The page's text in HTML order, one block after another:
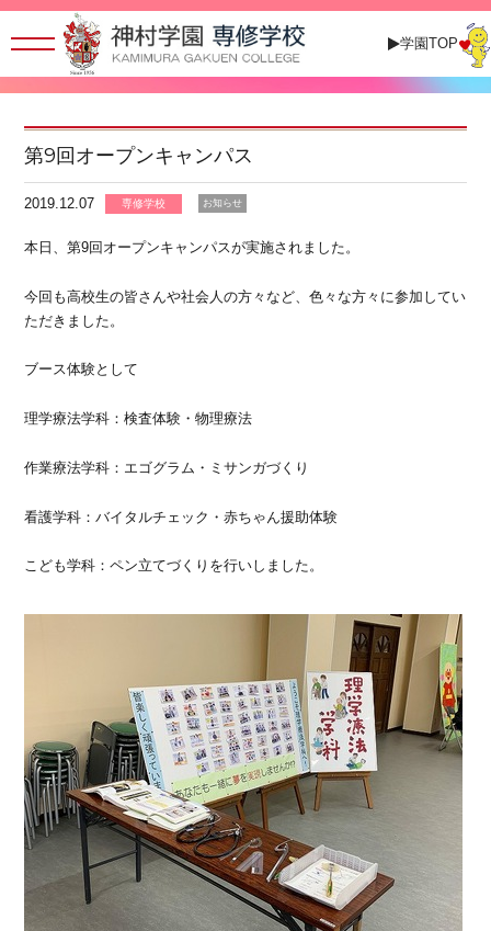
学園TOP
第9回オープンキャンパス
2019.12.07 専修学校 お知らせ
本日、第9回オープンキャンパスが実施されました。
今回も高校生の皆さんや社会人の方々など、色々な方々に参加してい
ただきました。
ブース体験として
理学療法学科：検査体験・物理療法
作業療法学科：エゴグラム・ミサンガづくり
看護学科：バイタルチェック・赤ちゃん援助体験
こども学科：ペン立てづくりを行いしました。